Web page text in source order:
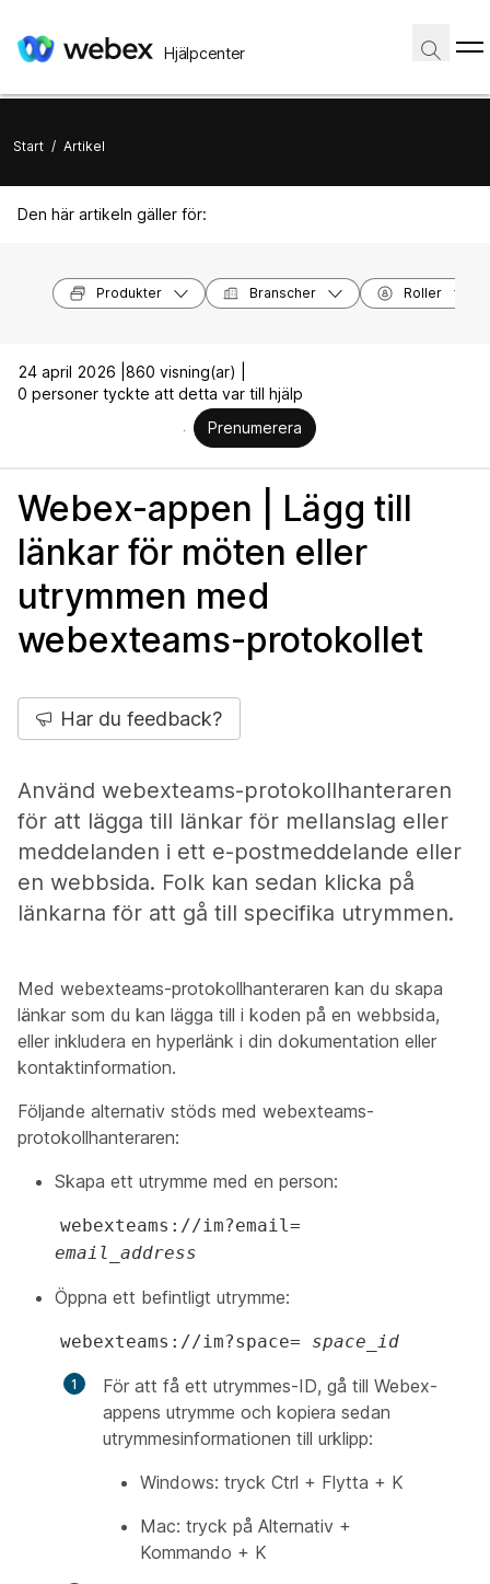
Hjälpcenter
Start / Artikel
Den här artikeln gäller för:
Produkter Branscher Roller
24 april 2026 | 860 visning(ar) |
0 personer tyckte att detta var till hjälp
Prenumerera
Webex-appen | Lägg till
länkar för möten eller
utrymmen med
webexteams-protokollet
Har du feedback?
Använd webexteams-protokollhanteraren
för att lägga till länkar för mellanslag eller
meddelanden i ett e-postmeddelande eller
en webbsida. Folk kan sedan klicka på
länkarna för att gå till specifika utrymmen.
Med webexteams-protokollhanteraren kan du skapa
länkar som du kan lägga till i koden på en webbsida,
eller inkludera en hyperlänk i din dokumentation eller
kontaktinformation.
Följande alternativ stöds med webexteams-
protokollhanteraren:
Skapa ett utrymme med en person:
webexteams://im?email=
email_address
Öppna ett befintligt utrymme:
webexteams://im?space= space_id
För att få ett utrymmes-ID, gå till Webex-
appens utrymme och kopiera sedan
utrymmesinformationen till urklipp:
Windows: tryck Ctrl + Flytta + K
Mac: tryck på Alternativ +
Kommando + K